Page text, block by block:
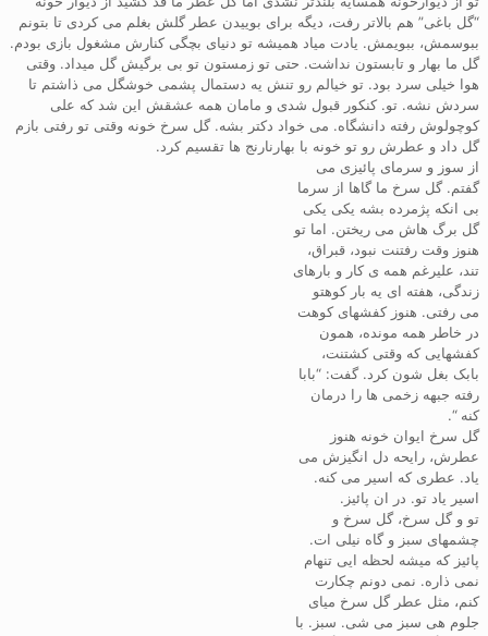
“گل باغی” هم بالاتر رفت، دیگه برای بوییدن عطر گلش بغلم می کردی تا بتونم
ببوسمش، ببویمش. یادت میاد همیشه تو دنیای بچگی کنارش مشغول بازی بودم.
گل ما بهار و تابستون نداشت. حتی تو زمستون تو بی برگیش گل میداد. وقتی
هوا خیلی سرد بود. تو خیالم رو تنش یه دستمال پشمی خوشگل می ذاشتم تا
سردش نشه. تو. کنکور قبول شدی و مامان همه عشقش این شد که علی
کوچولوش رفته دانشگاه. می خواد دکتر بشه. گل سرخ خونه وقتی تو رفتی بازم
گل داد و عطرش رو تو خونه با بهارنارنج ها تقسیم کرد.
از سوز و سرمای پائیزی می
گفتم. گل سرخ ما گاها از سرما
بی انکه پژمرده بشه یکی یکی
گل برگ هاش می ریختن. اما تو
هنوز وقت رفتنت نبود، قبراق،
تند، علیرغم همه ی کار و بارهای
زندگی، هفته ای یه بار کوهتو
می رفتی. هنوز کفشهای کوهت
در خاطر همه مونده، همون
کفشهایی که وقتی کشتنت،
بابک بغل شون کرد. گفت: “بابا
رفته جبهه زخمی ها را درمان
کنه “.
گل سرخ ایوان خونه هنوز
عطرش، رایحه دل انگیزش می
یاد. عطری که اسیر می کنه.
اسیر یاد تو. در ان پائیز.
تو و گل سرخ، گل سرخ و
چشمهای سبز و گاه نیلی ات.
پائیز که میشه لحظه ایی تنهام
نمی ذاره. نمی دونم چکارت
کنم، مثل عطر گل سرخ میای
جلوم هی سبز می شی. سبز. با